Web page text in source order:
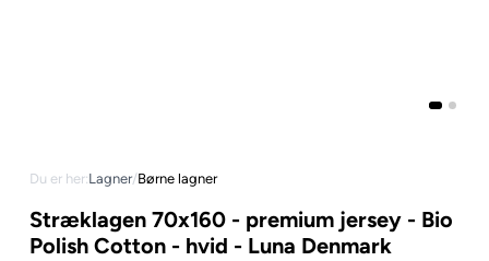
Du er her:Lagner/Børne lagner
Stræklagen 70x160 - premium jersey - Bio
Polish Cotton - hvid - Luna Denmark